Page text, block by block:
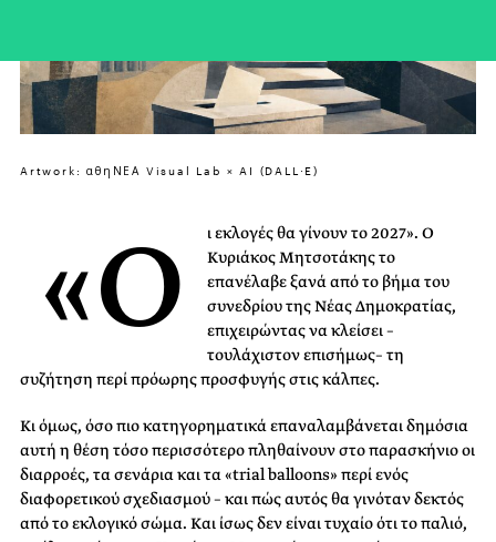
Artwork: αθηΝΕΑ Visual Lab × AI (DALL·E)
«Ο
ι εκλογές θα γίνουν το 2027». Ο
Κυριάκος Μητσοτάκης το
επανέλαβε ξανά από το βήμα του
συνεδρίου της Νέας Δημοκρατίας,
επιχειρώντας να κλείσει –
τουλάχιστον επισήμως– τη
συζήτηση περί πρόωρης προσφυγής στις κάλπες.
Κι όμως, όσο πιο κατηγορηματικά επαναλαμβάνεται δημόσια
αυτή η θέση τόσο περισσότερο πληθαίνουν στο παρασκήνιο οι
διαρροές, τα σενάρια και τα «trial balloons» περί ενός
διαφορετικού σχεδιασμού – και πώς αυτός θα γινόταν δεκτός
από το εκλογικό σώμα. Και ίσως δεν είναι τυχαίο ότι το παλιό,